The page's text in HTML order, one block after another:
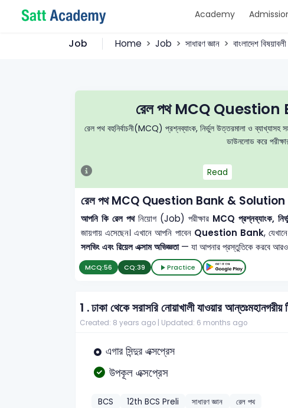
Academy
Job Home Job সাধারণ জ্ঞান বাংলাদেশ বিষয়াবলী
রেল পথ MCQ
রেল পথ বহুনির্বাচনী(MCQ) প্রশ্নব্যাংক, নির্ভুল উত্তরমালা ও ব্যাখ্যাসহ
ডাউনলোড করে
Read
রেল পথ MCQ Question Bank &
আপনি কি রেল পথনিয়োগ (Job) পরীক্ষার MCQ প্রশ্নব্যাংক,
জায়গায় এসেছেন। এখানে আপনি পাবেন Question Bank,
সলভিং এবং রিয়েল এক্সাম অভিজ্ঞতা— যা আপনার প্রস্তুতিকে করবে আরও
MCQ:56 CQ:39 Practice
1 .ঢাকা থেকে সরাসরি নোয়াখালী যাওয়ার
Created: 8 years ago | Updated: 6 months ago
এগার সিন্দুর এক্সপ্রেস
উপকূল এক্সপ্রেস
BCS 12th BCS Preli সাধারণ জ্ঞান রেল পথ